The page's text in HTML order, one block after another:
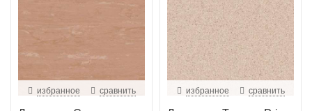
избранное сравнить избранное сравнить